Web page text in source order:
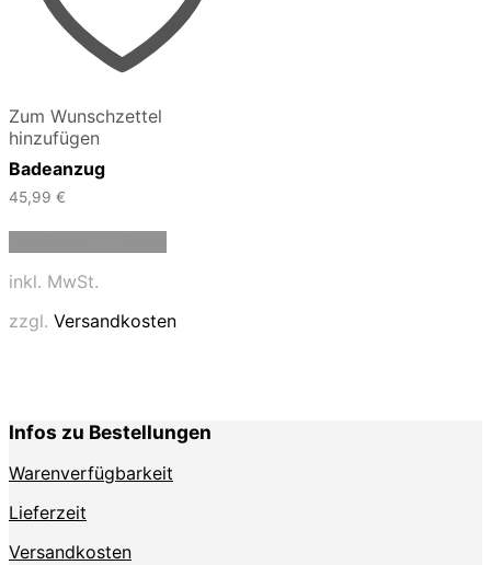
Zum Wunschzettel
hinzufügen
Badeanzug
45,99 €
auf.
der
Produktseite
gewählt
inkl. MwSt.
zzgl. Versandkosten
Infos zu Bestellungen
Warenverfügbarkeit
Lieferzeit
Versandkosten